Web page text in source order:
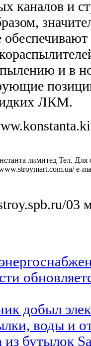
каналов и
и в
ЛКМ.
лимитед Тел. Для
e-
03
добыл
воды и
бутылок